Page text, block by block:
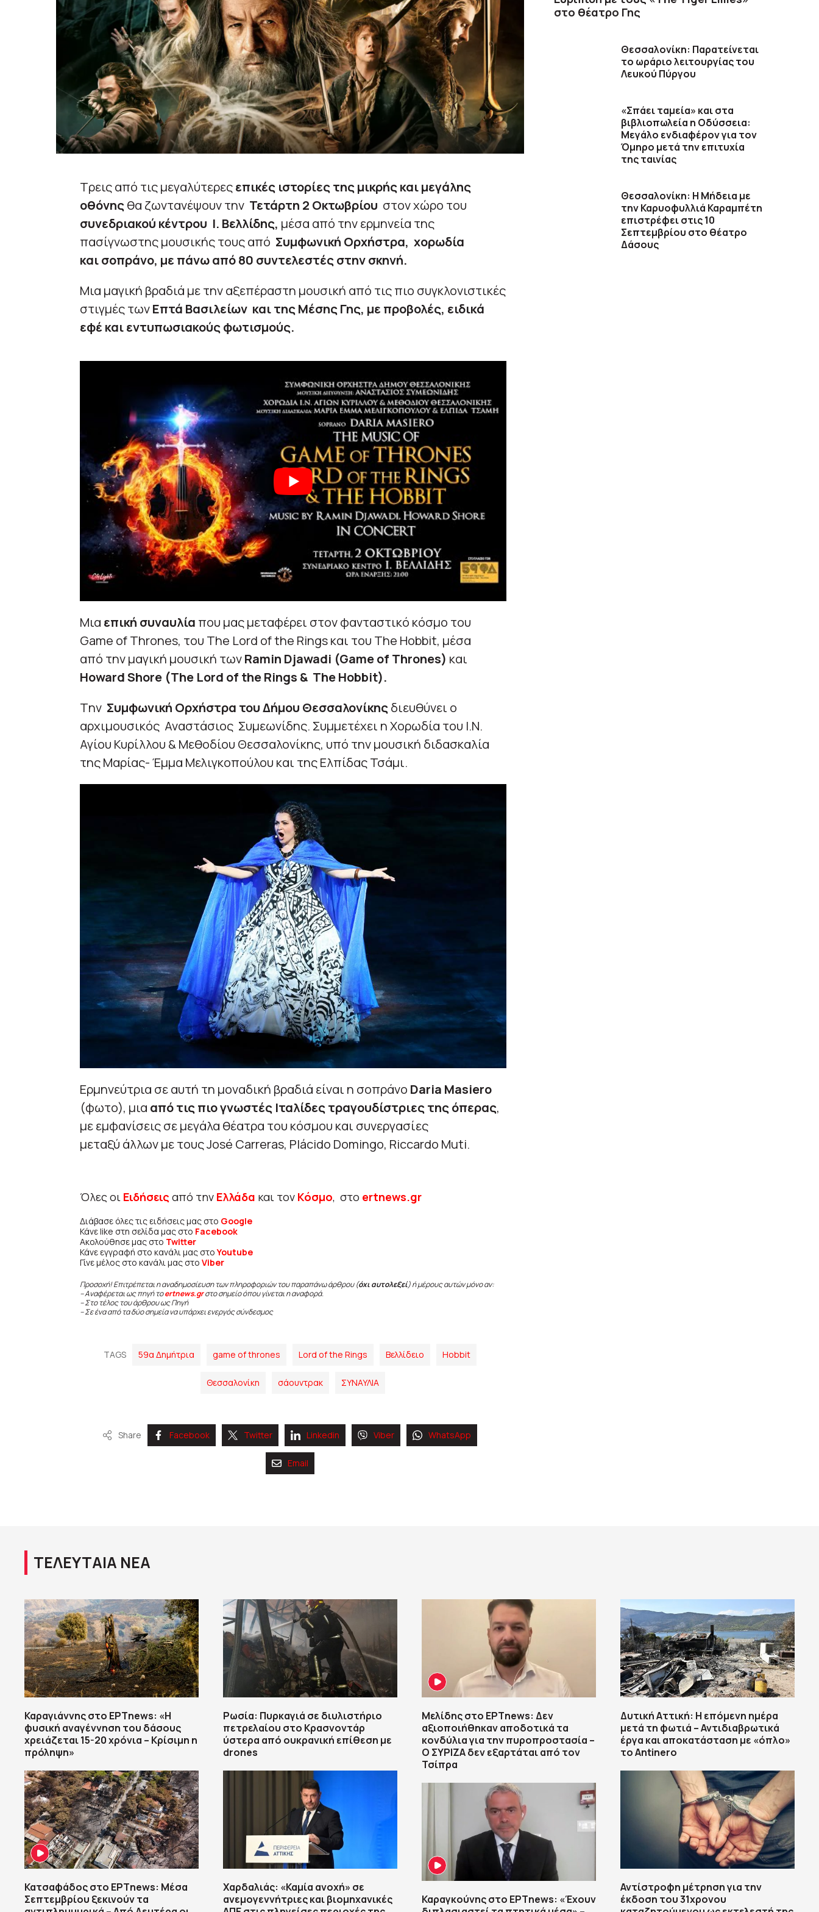
Τρεις από τις μεγαλύτερεςεπικές ιστορίες της μικρής και μεγάλης
οθόνηςθα ζωντανέψουν την Τετάρτη 2 Οκτωβρίου στον χώρο του
συνεδριακού κέντρου Ι. Βελλίδης, μέσα από την ερμηνεία της
πασίγνωστης μουσικής τους από Συμφωνική Ορχήστρα, χορωδία
και σοπράνο, με πάνω από 80 συντελεστές στην σκηνή.
Μια μαγική βραδιά με την αξεπέραστη μουσική από τις πιο συγκλονιστικές
στιγμές τωνΕπτά Βασιλείων και της Μέσης Γης, με προβολές, ειδικά
εφέ και εντυπωσιακούς φωτισμούς.
Μια επική συναυλία που μας μεταφέρει στον φανταστικό κόσμο του
Game of Thrones, του The Lord of the Rings και του The Hobbit, μέσα
από την μαγική μουσική τωνRamin Djawadi (Game of Thrones) και
Howard Shore (The Lord of the Rings & The Hobbit).
Tην Συμφωνική Ορχήστρα του Δήμου Θεσσαλονίκηςδιευθύνει ο
αρχιμουσικός Αναστάσιος Συμεωνίδης. Συμμετέχει η Χορωδία του Ι.Ν.
Αγίου Κυρίλλου & Μεθοδίου Θεσσαλονίκης, υπό την μουσική διδασκαλία
της Μαρίας- Έμμα Μελιγκοπούλου και της Ελπίδας Τσάμι.
Ερμηνεύτρια σε αυτή τη μοναδική βραδιά είναι η σοπράνο Daria Masiero
(φωτο), μια από τις πιο γνωστές Ιταλίδες τραγουδίστριες της όπερας,
με εμφανίσεις σε μεγάλα θέατρα του κόσμου και συνεργασίες
μεταξύ άλλων με τους José Carreras, Plácido Domingo, Riccardo Muti.
Όλες οι Ειδήσεις από την Ελλάδα και τον Κόσμο, στο ertnews.gr
Διάβασε όλες τις ειδήσεις μας στο Google
Κάνε like στη σελίδα μας στο Facebook
Ακολούθησε μας στο Twitter
Κάνε εγγραφή στο κανάλι μας στοYoutube
Γίνε μέλος στο κανάλι μας στο Viber
Προσοχή! Επιτρέπεται η αναδημοσίευση των πληροφοριών του παραπάνω άρθρου (όχι αυτολεξεί) ή μέρους αυτών μόνο αν:
– Αναφέρεται ως πηγή τοertnews.gr στο σημείο όπου γίνεται η αναφορά.
– Στο τέλος του άρθρου ως Πηγή
– Σε ένα από τα δύο σημεία να υπάρχει ενεργός σύνδεσμος
TAGS 59α Δημήτρια game of thrones Lord of the Rings Βελλίδειο Ηοbbit
Θεσσαλονίκη σάουντρακ ΣΥΝΑΥΛΙΑ
Share Facebook Twitter Linkedin Viber WhatsApp
Email
στο θέατρο Γης
Θεσσαλονίκη: Παρατείνεται
το ωράριο λειτουργίας του
Λευκού Πύργου
«Σπάει ταμεία» και στα
βιβλιοπωλεία η Οδύσσεια:
Μεγάλο ενδιαφέρον για τον
Όμηρο μετά την επιτυχία
της ταινίας
Θεσσαλονίκη: Η Μήδεια με
την Καρυοφυλλιά Καραμπέτη
επιστρέφει στις 10
Σεπτεμβρίου στο θέατρο
Δάσους
ΤΕΛΕΥΤΑΙΑ ΝΕΑ
Καραγιάννης στο ΕΡΤnews: «Η
φυσική αναγέννηση του δάσους
χρειάζεται 15-20 χρόνια – Κρίσιμη η
πρόληψη»
Κατσαφάδος στο ΕΡΤnews: Μέσα
Σεπτεμβρίου ξεκινούν τα
Ρωσία: Πυρκαγιά σε διυλιστήριο
πετρελαίου στο Κρασνοντάρ
ύστερα από ουκρανική επίθεση με
drones
Χαρδαλιάς: «Καμία ανοχή» σε
ανεμογεννήτριες και βιομηχανικές
Μελίδης στο ΕΡΤnews: Δεν
αξιοποιήθηκαν αποδοτικά τα
κονδύλια για την πυροπροστασία –
Ο ΣΥΡΙΖΑ δεν εξαρτάται από τον
Τσίπρα
Καραγκούνης στο ΕΡΤnews: «Έχουν
Δυτική Αττική: Η επόμενη ημέρα
μετά τη φωτιά – Αντιδιαβρωτικά
έργα και αποκατάσταση με «όπλο»
το Antinero
Αντίστροφη μέτρηση για την
έκδοση του 31χρονου